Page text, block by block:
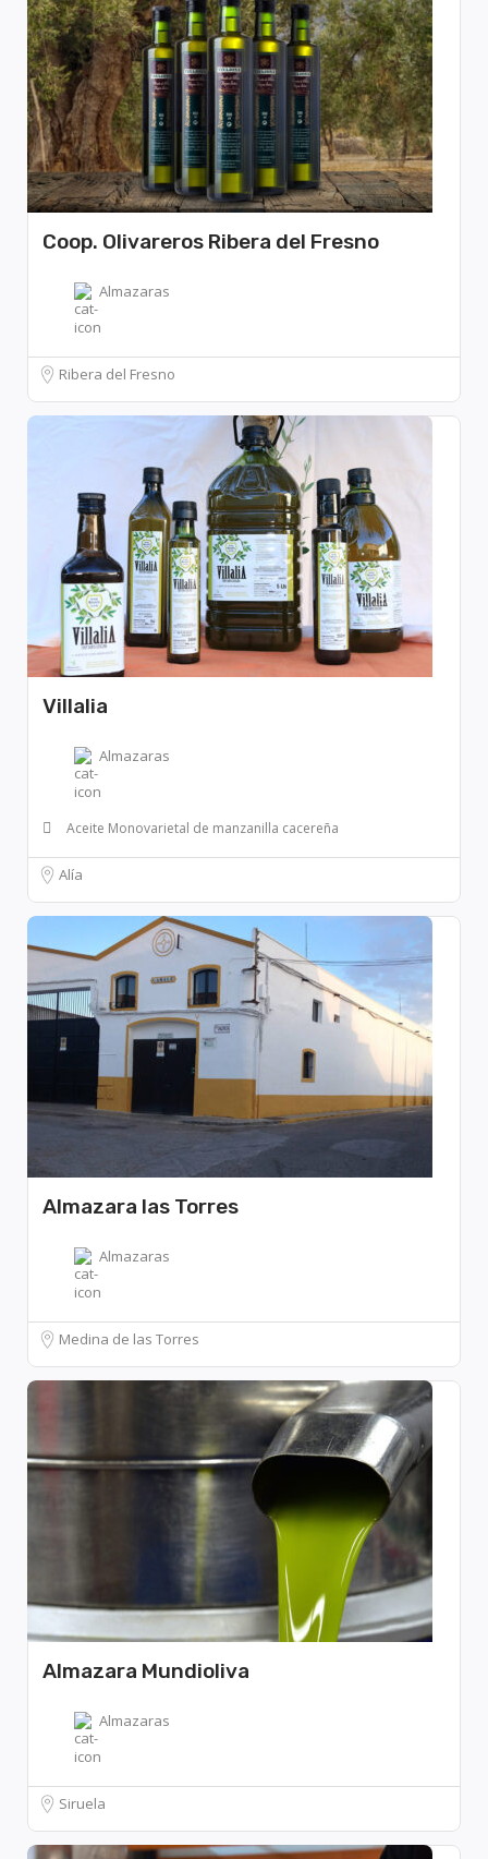
Coop. Olivareros Ribera del Fresno
Almazaras
Ribera del Fresno
Villalia
Almazaras
Aceite Monovarietal de manzanilla cacereña
Alía
Almazara las Torres
Almazaras
Medina de las Torres
Almazara Mundioliva
Almazaras
Siruela